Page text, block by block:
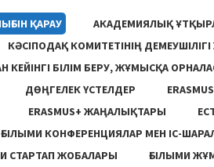
ҚАРАУ АКАДЕМИЯЛЫҚ
КӘСІПОДАҚ КОМИТЕТІНІҢ
КЕЙІНГІ БІЛІМ БЕРУ, ЖҰМЫСҚА
ДӨҢГЕЛЕК ҮСТЕЛДЕР
ERASMUS+ ЖАҢАЛЫҚТАРЫ
ҒЫЛЫМИ КОНФЕРЕНЦИЯЛАР МЕН ІС-
СТАРТАП ЖОБАЛАРЫ
ҒЫЛЫМИ